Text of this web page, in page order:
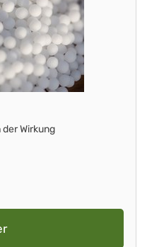
Wirkung